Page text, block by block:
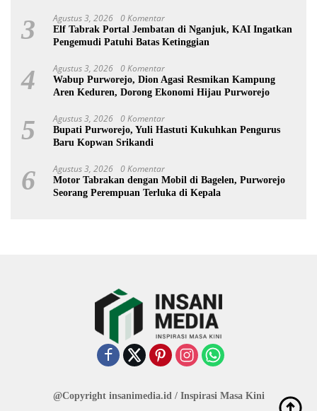
3 Agustus 3, 2026 0 Komentar
Elf Tabrak Portal Jembatan di Nganjuk, KAI Ingatkan
Pengemudi Patuhi Batas Ketinggian
4 Agustus 3, 2026 0 Komentar
Wabup Purworejo, Dion Agasi Resmikan Kampung
Aren Keduren, Dorong Ekonomi Hijau Purworejo
5 Agustus 3, 2026 0 Komentar
Bupati Purworejo, Yuli Hastuti Kukuhkan Pengurus
Baru Kopwan Srikandi
6 Agustus 3, 2026 0 Komentar
Motor Tabrakan dengan Mobil di Bagelen, Purworejo
Seorang Perempuan Terluka di Kepala
@Copyright insanimedia.id / Inspirasi Masa Kini